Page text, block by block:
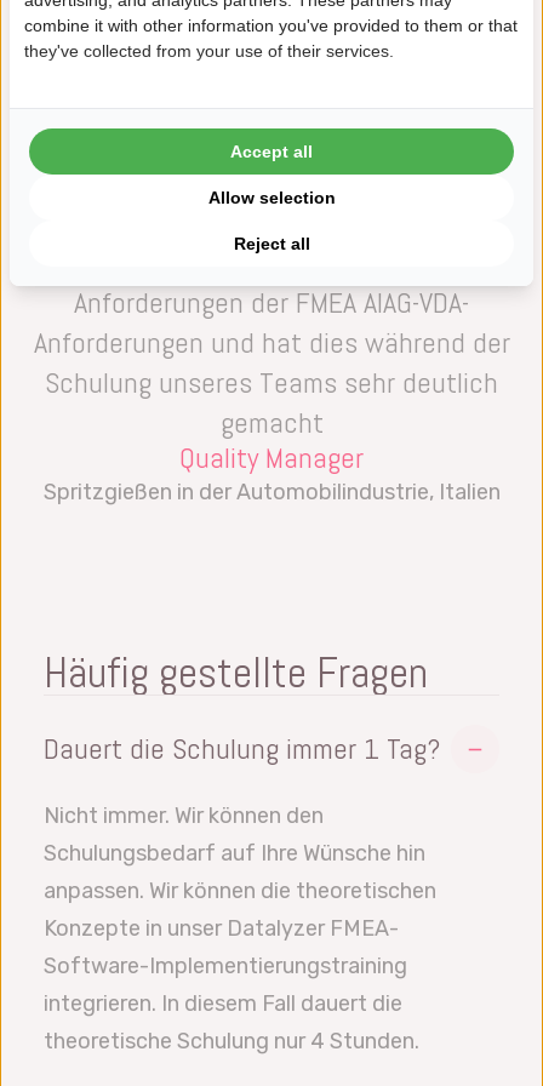
(sales@datalyzer.com) für weitere
Informationen.
für die spezifischen/anspruchsvollen
Anforderungen der FMEA AIAG-VDA-
Anforderungen und hat dies während der
Schulung unseres Teams sehr deutlich
gemacht
Quality Manager
Spritzgießen in der Automobilindustrie, Italien
Häufig gestellte Fragen
Dauert die Schulung immer 1 Tag?
Nicht immer. Wir können den
Schulungsbedarf auf Ihre Wünsche hin
anpassen. Wir können die theoretischen
Konzepte in unser Datalyzer FMEA-
Software-Implementierungstraining
integrieren. In diesem Fall dauert die
theoretische Schulung nur 4 Stunden.
combine it with other information you've provided to them or that
they've collected from your use of their services.
Reject all
Allow selection
Accept all